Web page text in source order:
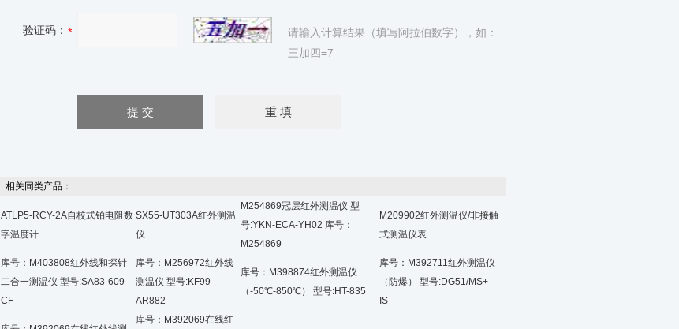
验证码：
请输入计算结果（填写阿拉伯数字），如：
三加四=7
相关同类产品：
ATLP5-RCY-2A自校式铂电阻数
字温度计
SX55-UT303A红外测温
仪
M254869冠层红外测温仪 型
号:YKN-ECA-YH02 库号：
M254869
M209902红外测温仪/非接触
式测温仪表
库号：M403808红外线和探针
二合一测温仪 型号:SA83-609-
CF
库号：M256972红外线
测温仪 型号:KF99-
AR882
库号：M398874红外测温仪
（-50℃-850℃） 型号:HT-835
库号：M392711红外测温仪
（防爆） 型号:DG51/MS+-
IS
库号：M392069在线红